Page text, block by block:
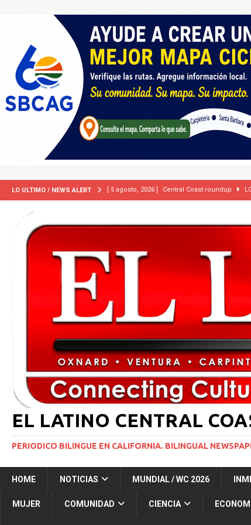
LO ULTIMO / NEWS ALERT [ 5 agosto, 2026 ] Central Coast roundup
extranjeros” INMIGRACIÓN
Colombia apaga el ‘efecto
[ 29 marzo, 2024 ] Corte Suprema levanta
[ 1 marzo, 2024 ] Potente tormenta invernal
[ 5 agosto, 2026 ] International roundup
EL LATINO CENTRAL
PERIODICO BILINGUE EN CALIFORNIA. BILINGUAL
HOME NOTICIAS MUNDIAL / WC 2026
MUJER COMUNIDAD CIENCIA